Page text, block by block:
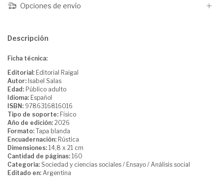
Opciones de envío
Descripción
Ficha técnica:
Editorial: Editorial Raigal
Autor: Isabel Salas
Edad: Público adulto
Idioma: Español
ISBN: 9786316816016
Tipo de soporte: Físico
Año de edición: 2026
Formato: Tapa blanda
Encuadernación: Rústica
Dimensiones: 14,8 x 21 cm
Cantidad de páginas: 160
Categoría: Sociedad y ciencias sociales / Ensayo / Análisis social
Editado en: Argentina